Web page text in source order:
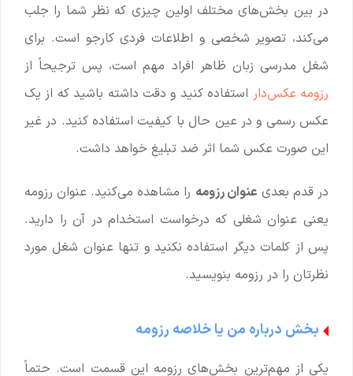
در بین بخش‌های مختلف اولین چیزی که نظر شما را جلب
می‌کند، تصویر شخصی و اطلاعات فردی کارجو است. برای
شغل مدرسی زبان ظاهر افراد مهم است، پس ترجیحاً از
رزومه عکس‌دار استفاده کنید و دقت داشته باشید که از یک
عکس رسمی و در عین حال با کیفیت استفاده کنید. در غیر
این صورت عکس شما اثر ضد تبلیغ خواهد داشت.
در قدم بعدی عنوان رزومه را مشاهده می‌کنید. عنوان رزومه
یعنی عنوان شغلی که درخواست استخدام در آن را دارید.
پس از کلمات دیگر استفاده نکنید و تنها عنوان شغل مورد
نظرتان را در رزومه بنویسید.
بخش درباره من یا خلاصه رزومه
یکی از مهم‌ترین بخش‌های رزومه این قسمت است. حتماً